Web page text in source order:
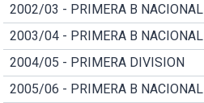
2002/03 - PRIMERA B NACIONAL
2003/04 - PRIMERA B NACIONAL
2004/05 - PRIMERA DIVISION
2005/06 - PRIMERA B NACIONAL